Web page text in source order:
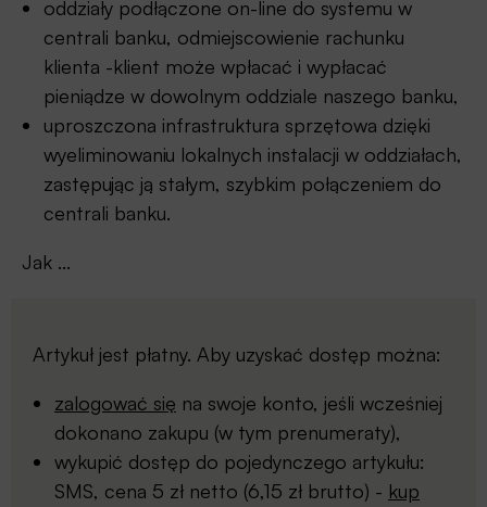
oddziały podłączone on-line do systemu w
centrali banku, odmiejscowienie rachunku
klienta -klient może wpłacać i wypłacać
pieniądze w dowolnym oddziale naszego banku,
uproszczona infrastruktura sprzętowa dzięki
wyeliminowaniu lokalnych instalacji w oddziałach,
zastępując ją stałym, szybkim połączeniem do
centrali banku.
Jak ...
Artykuł jest płatny. Aby uzyskać dostęp można:
zalogować się na swoje konto, jeśli wcześniej
dokonano zakupu (w tym prenumeraty),
wykupić dostęp do pojedynczego artykułu:
SMS, cena 5 zł netto (6,15 zł brutto) - kup